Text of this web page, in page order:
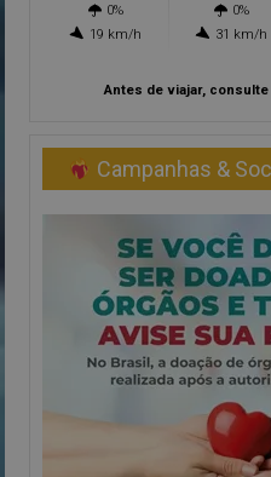
0%
19 km/h
0%
31 km/h
Antes de viajar,
Campanhas &